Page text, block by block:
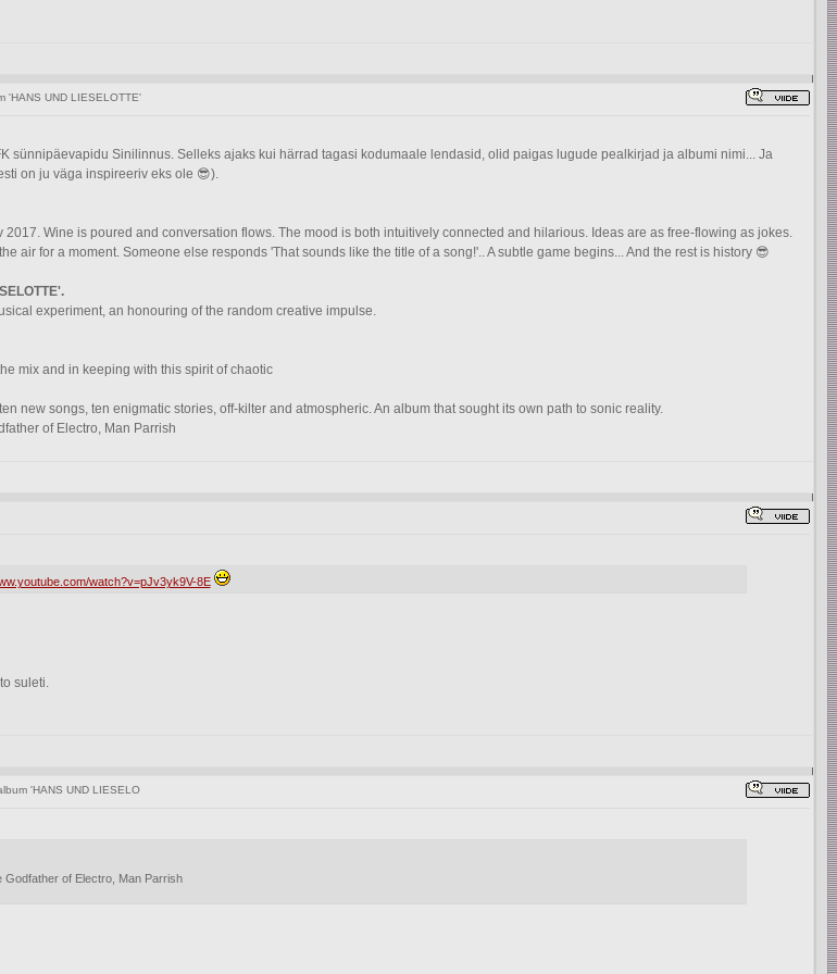
'HANS UND LIESELOTTE'
sünnipäevapidu Sinilinnus. Selleks ajaks kui härrad tagasi kodumaale lendasid, olid paigas lugude pealkirjad ja albumi nimi... Ja
on ju väga inspireeriv eks ole 😎).
Wine is poured and conversation flows. The mood is both intuitively connected and hilarious. Ideas are as free-flowing as jokes.
air for a moment. Someone else responds 'That sounds like the title of a song!'.. A subtle game begins... And the rest is history 😎
experiment, an honouring of the random creative impulse.
mix and in keeping with this spirit of chaotic
new songs, ten enigmatic stories, off-kilter and atmospheric. An album that sought its own path to sonic reality.
of Electro, Man Parrish
watch?v=pJv3yk9V-8E
suleti.
'HANS UND LIESELO
of Electro, Man Parrish